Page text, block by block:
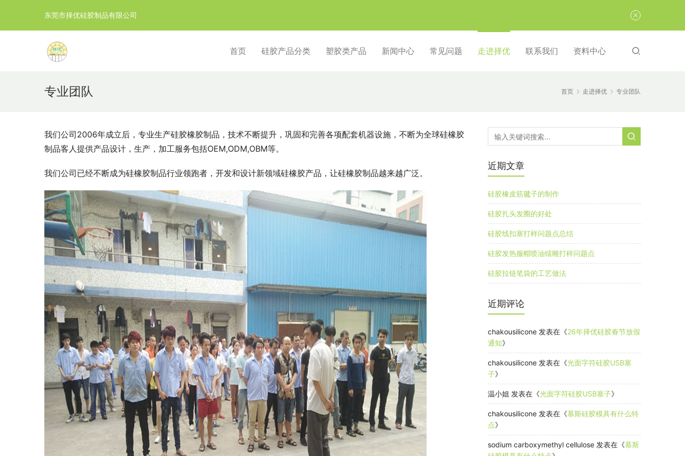
首页 硅胶产品分类 塑胶类产品 新闻中心 常见问题 走进择优 联系我们 资料中心
首页 走进择优 专业团队
专业团队
我们公司2006年成立后，专业生产硅胶橡胶制品，技术不断提升，巩固和完善各项配套机器设施，不断为全球硅橡胶
制品客人提供产品设计，生产，加工服务包括OEM,ODM,OBM等。
我们公司已经不断成为硅橡胶制品行业领跑者，开发和设计新领域硅橡胶产品，让硅橡胶制品越来越广泛。
近期文章
硅胶橡皮筋毽子的制作
硅胶扎头发圈的好处
硅胶线扣塞打样问题点总结
硅胶发热服帽喷油镭雕打样问题点
硅胶拉链笔袋的工艺做法
近期评论
chakousilicone 发表在《26年择优硅胶春节放假
通知》
chakousilicone 发表在《光面字符硅胶USB塞
子》
温小姐 发表在《光面字符硅胶USB塞子》
chakousilicone 发表在《慕斯硅胶模具有什么特
点》
sodium carboxymethyl cellulose 发表在《慕斯
东莞市择优硅胶制品有限公司